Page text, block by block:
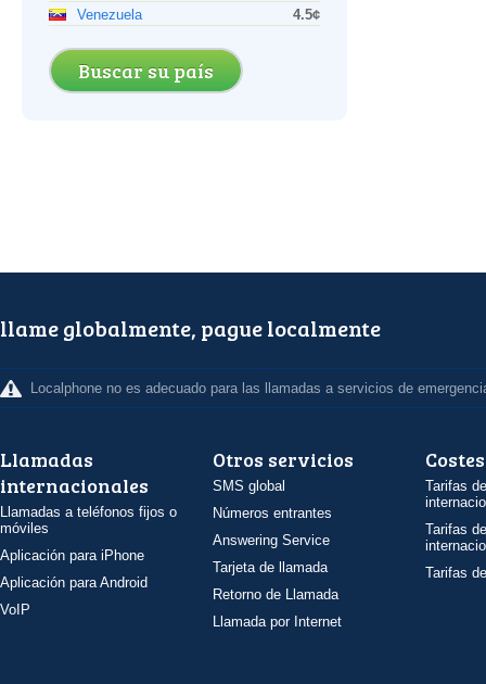
Venezuela
4.5¢
Buscar su país
llame globalmente, pague localmente
Localphone no es adecuado para las llamadas a servicios de
Llamadas
internacionales
Llamadas a teléfonos fijos o
móviles
Aplicación para iPhone
Aplicación para Android
VoIP
Otros servicios
SMS global
Números entrantes
Answering Service
Tarjeta de llamada
Retorno de Llamada
Llamada por Internet
Costes
Tarifas
Tarifas
Tarifas